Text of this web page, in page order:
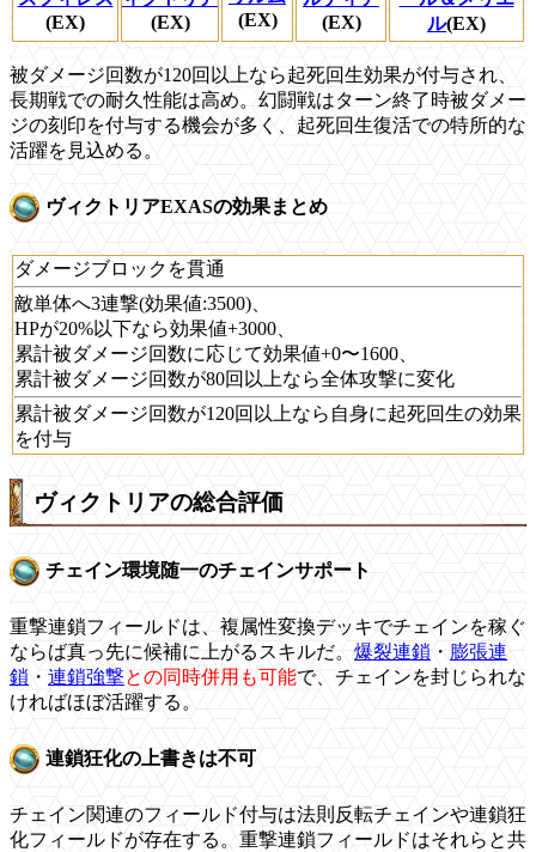
(EX)
(EX)
(EX)
(EX)
ル(EX)
被ダメージ回数が120回以上なら起死回生効果が付与され、
長期戦での耐久性能は高め。幻闘戦はターン終了時被ダメー
ジの刻印を付与する機会が多く、起死回生復活での特所的な
活躍を見込める。
ヴィクトリアEXASの効果まとめ
ダメージブロックを貫通
敵単体へ3連撃(効果値:3500)、
HPが20%以下なら効果値+3000、
累計被ダメージ回数に応じて効果値+0〜1600、
累計被ダメージ回数が80回以上なら全体攻撃に変化
累計被ダメージ回数が120回以上なら自身に起死回生の効果
を付与
ヴィクトリアの総合評価
チェイン環境随一のチェインサポート
重撃連鎖フィールドは、複属性変換デッキでチェインを稼ぐ
ならば真っ先に候補に上がるスキルだ。 爆裂連鎖・ 膨張連
鎖 ・ 連鎖強撃との同時併用も可能で、チェインを封じられな
ければほぼ活躍する。
連鎖狂化の上書きは不可
チェイン関連のフィールド付与は法則反転チェインや連鎖狂
化フィールドが存在する。重撃連鎖フィールドはそれらと共